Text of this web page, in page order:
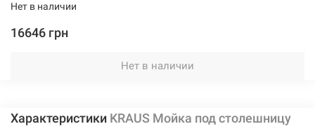
Нет в наличии
16646 грн
Нет в наличии
Характеристики KRAUS Мойка под столешницу